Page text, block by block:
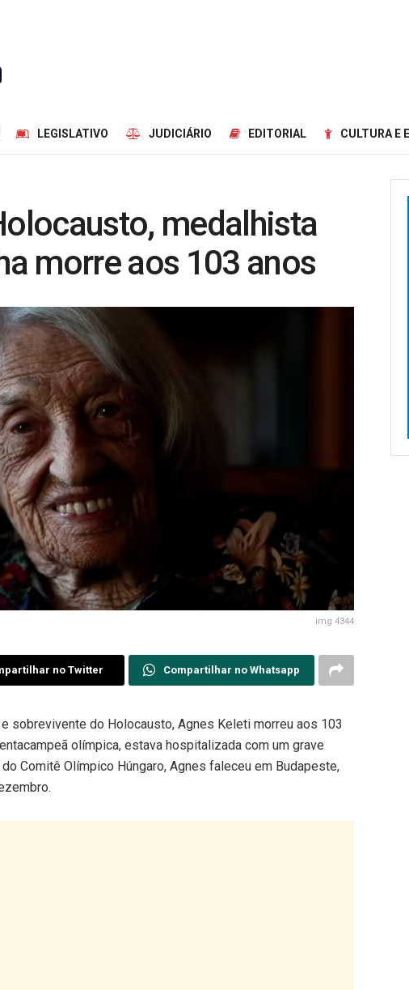
LEGISLATIVO JUDICIÁRIO EDITORIAL CULTURA E
medalhista
morre aos 103 anos
img 4344
no Twitter Compartilhar no Whatsapp
sobrevivente do Holocausto, Agnes Keleti morreu aos 103
olímpica, estava hospitalizada com um grave
Comitê Olímpico Húngaro, Agnes faleceu em Budapeste,